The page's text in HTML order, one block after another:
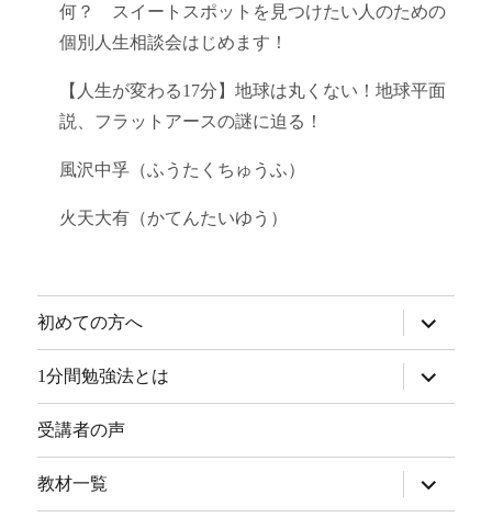
何？ スイートスポットを見つけたい人のための
個別人生相談会はじめます！
【人生が変わる17分】地球は丸くない！地球平面
説、フラットアースの謎に迫る！
風沢中孚（ふうたくちゅうふ）
火天大有（かてんたいゆう）
初めての方へ
ブ
メ
ニ
ュ
ー
開
1分間勉強法とは
ブ
メ
ー
を
展
開
受講者の声
教材一覧
ブ
メ